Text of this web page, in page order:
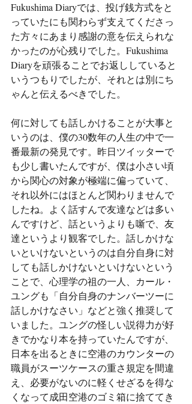
Fukushima Diaryでは、投げ銭方式をと
っていたにも関わらず支えてくださっ
た方々にあまり感謝の意を伝えられな
かったのが心残りでした。Fukushima
Diaryを頑張ることでお返ししていると
いうつもりでしたが、それとは別にち
ゃんと伝えるべきでした。
何に対しても話しかけることが大事と
いうのは、僕の30数年の人生の中で一
番最新の発見です。昨日ツイッターで
も少し書いたんですが、僕は小さい頃
から関心の対象が極端に偏っていて、
それ以外にはほとんど関わりませんで
したね。よく話すんで友達などは多い
んですけど、話というよりも噺で、友
達というより観客でした。話しかけな
いといけないというのは自分自身に対
しても話しかけないといけないという
ことで、心理学の祖の一人、カール・
ユングも「自分自身のナンバーツーに
話しかけなさい」などと強く推奨して
いました。ユングの怪しい説得力が好
きでかなり本を持っていたんですが、
日本を出るときに空港のカウンターの
職員がスーツケースの重さ規定を間違
え、必要がないのに軽くせざるを得な
くなって成田空港のゴミ箱に捨ててき